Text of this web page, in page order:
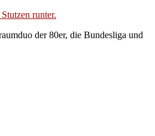
runter.
der 80er, die Bundesliga und